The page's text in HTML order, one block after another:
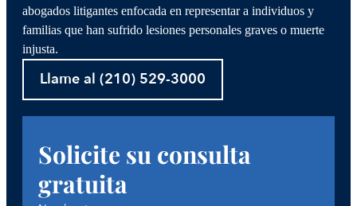
abogados litigantes enfocada en representar a individuos y
familias que han sufrido lesiones personales graves o muerte
injusta.
Llame al (210) 529-3000
Solicite su consulta
gratuita